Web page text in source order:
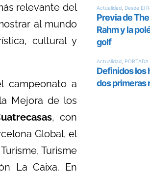
relevante del
al mundo
cultural y
campeonato a
Mejora de los
, con
Global, el
Turisme
La Caixa. En